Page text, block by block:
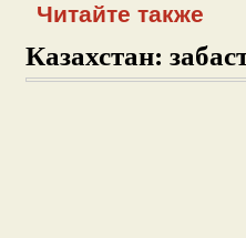
Читайте также
Казахстан: